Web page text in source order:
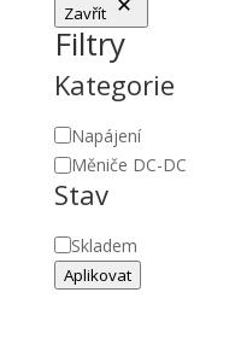
Zavřít
Filtry
Kategorie
Kategorie
Napájení
Měniče DC-DC
Stav
StavSkladem
Aplikovat